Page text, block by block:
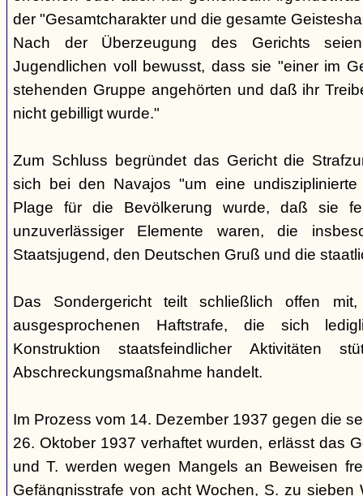
der "Gesamtcharakter und die gesamte
Nach der Überzeugung des Gerichts
Jugendlichen voll bewusst, dass sie "einer im
stehenden Gruppe angehörten und daß ihr
nicht gebilligt wurde."
Zum Schluss begründet das Gericht die
sich bei den Navajos "um eine
Plage für die Bevölkerung wurde, daß sie
unzuverlässiger Elemente waren, die
Staatsjugend, den Deutschen Gruß und die
Das Sondergericht teilt schließlich offen
ausgesprochenen Haftstrafe, die sich
Konstruktion staatsfeindlicher Aktivitäten
Abschreckungsmaßnahme handelt.
Im Prozess vom 14. Dezember 1937 gegen die
26. Oktober 1937 verhaftet wurden, erlässt das
und T. werden wegen Mangels an Beweisen
Gefängnisstrafe von acht Wochen, S. zu sieben